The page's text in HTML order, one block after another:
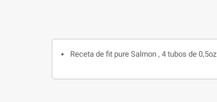
Receta de fit pure Salmon , 4 tubos de 0,5oz